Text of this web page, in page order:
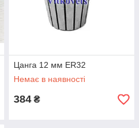
Цанга 12 мм ER32
Немає в наявності
384 ₴